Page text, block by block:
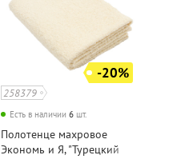
-20%
258379
Есть в наличии 6 шт.
Полотенце махровое
Экономь и Я, "Турецкий